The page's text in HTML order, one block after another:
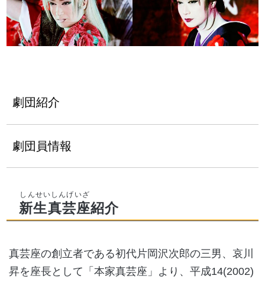
劇団紹介
劇団員情報
新生真芸座紹介
真芸座の創立者である初代片岡沢次郎の三男、哀川
昇を座長として「本家真芸座」より、平成14(2002)